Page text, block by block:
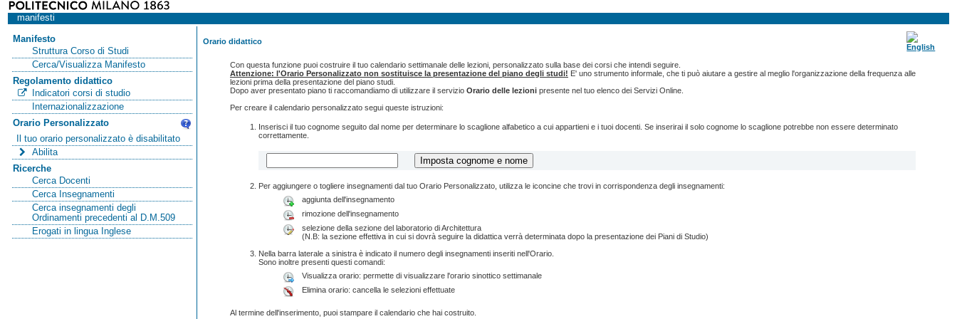
manifesti
Manifesto
Struttura Corso di Studi
Cerca/Visualizza Manifesto
Regolamento didattico
Indicatori corsi di studio
Internazionalizzazione
Orario Personalizzato
Il tuo orario personalizzato è disabilitato
Abilita
Ricerche
Cerca Docenti
Cerca Insegnamenti
Cerca insegnamenti degli
Ordinamenti precedenti al D.M.509
Erogati in lingua Inglese
Orario didattico
Con questa funzione puoi costruire il tuo calendario settimanale delle lezioni, personalizzato sulla base dei corsi che intendi seguire.
Attenzione: l'Orario Personalizzato non sostituisce la presentazione del piano degli studi! E' uno strumento informale, che ti può aiutare a gestire al meglio l'organizzazione della frequenza alle
lezioni prima della presentazione del piano studi.
Dopo aver presentato piano ti raccomandiamo di utilizzare il servizio Orario delle lezionipresente nel tuo elenco dei Servizi Online.
Per creare il calendario personalizzato segui queste istruzioni:
Inserisci il tuo cognome seguito dal nome per determinare lo scaglione alfabetico a cui appartieni e i tuoi docenti. Se inserirai il solo cognome lo scaglione potrebbe non essere determinato
correttamente.
Per aggiungere o togliere insegnamenti dal tuo Orario Personalizzato, utilizza le iconcine che trovi in corrispondenza degli insegnamenti:
aggiunta dell'insegnamento
rimozione dell'insegnamento
selezione della sezione del laboratorio di Architettura
(N.B: la sezione effettiva in cui si dovrà seguire la didattica verrà determinata dopo la presentazione dei Piani di Studio)
Nella barra laterale a sinistra è indicato il numero degli insegnamenti inseriti nell'Orario.
Sono inoltre presenti questi comandi:
Visualizza orario: permette di visualizzare l'orario sinottico settimanale
Elimina orario: cancella le selezioni effettuate
Al termine dell'inserimento, puoi stampare il calendario che hai costruito.